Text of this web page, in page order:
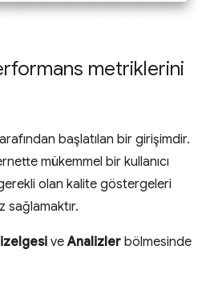
metriklerini
başlatılan bir girişimdir.
mükemmel bir kullanıcı
olan kalite göstergeleri
sağlamaktır.
veAnalizler bölmesinde